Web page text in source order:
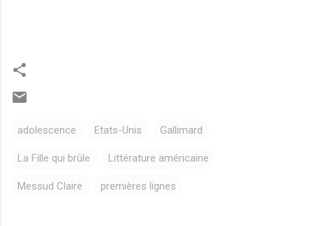
adolescence Etats-Unis Gallimard
La Fille qui brûle Littérature américaine
Messud Claire premières lignes